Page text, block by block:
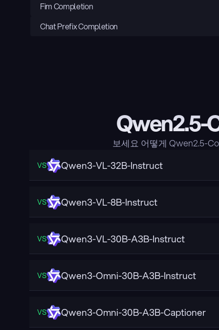
Fim Completion
Chat Prefix Completion
Qwen2.5-
보세요 어떻게 Qwen2.5-
VS Qwen3-VL-32B-Instruct
VS Qwen3-VL-8B-Instruct
VS Qwen3-VL-30B-A3B-Instruct
VS Qwen3-Omni-30B-A3B-Instruct
VS Qwen3-Omni-30B-A3B-Captioner